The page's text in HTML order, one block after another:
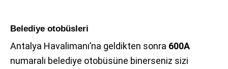
Belediye otobüsleri
Antalya Havalimanı’na geldikten sonra 600A
numaralı belediye otobüsüne binerseniz sizi